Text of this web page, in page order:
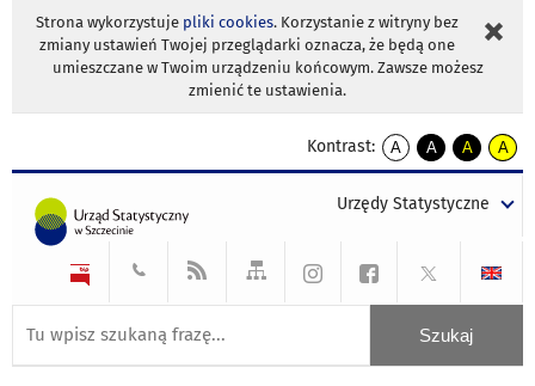
Strona wykorzystuje pliki cookies. Korzystanie z witryny bez
zmiany ustawień Twojej przeglądarki oznacza, że będą one
umieszczane w Twoim urządzeniu końcowym. Zawsze możesz
zmienić te ustawienia.
Kontrast:
A
kontrast
A
kontrast
tekst
czarnym
A
kontrast
tekst
czarnym
A
tekst
żółtym
Urzędy Statystyczne